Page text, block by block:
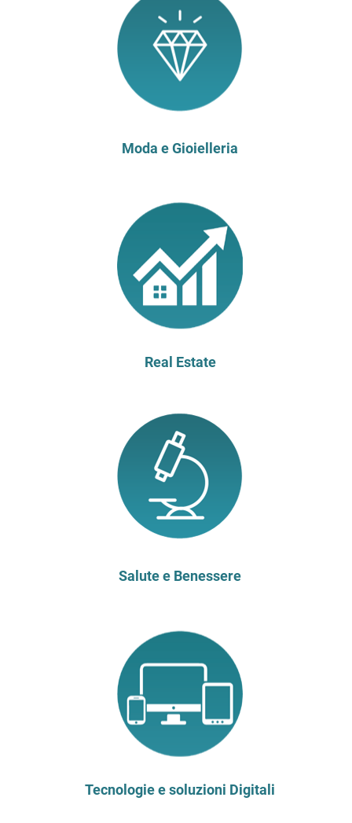
Moda e Gioielleria
Real Estate
Salute e Benessere
Tecnologie e soluzioni Digitali